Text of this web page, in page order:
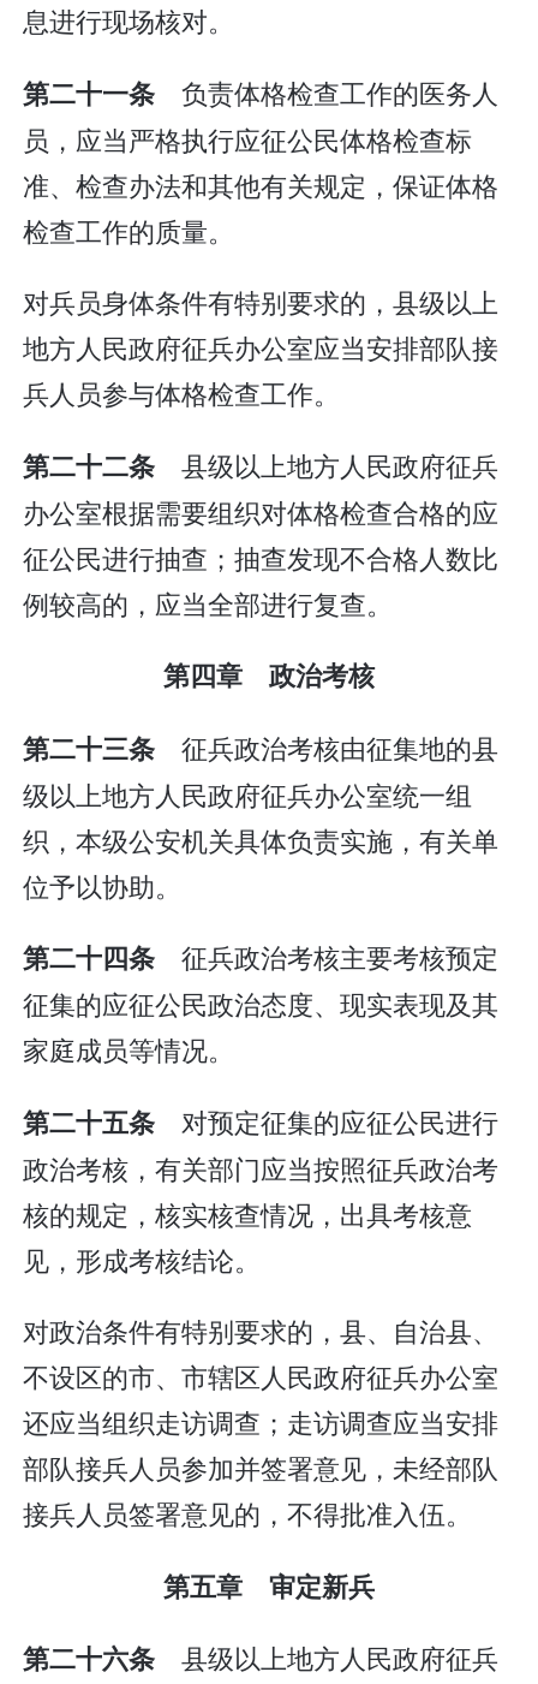
息进行现场核对。
第二十一条 负责体格检查工作的医务人
员，应当严格执行应征公民体格检查标
准、检查办法和其他有关规定，保证体格
检查工作的质量。
对兵员身体条件有特别要求的，县级以上
地方人民政府征兵办公室应当安排部队接
兵人员参与体格检查工作。
第二十二条 县级以上地方人民政府征兵
办公室根据需要组织对体格检查合格的应
征公民进行抽查；抽查发现不合格人数比
例较高的，应当全部进行复查。
第四章 政治考核
第二十三条 征兵政治考核由征集地的县
级以上地方人民政府征兵办公室统一组
织，本级公安机关具体负责实施，有关单
位予以协助。
第二十四条 征兵政治考核主要考核预定
征集的应征公民政治态度、现实表现及其
家庭成员等情况。
第二十五条 对预定征集的应征公民进行
政治考核，有关部门应当按照征兵政治考
核的规定，核实核查情况，出具考核意
见，形成考核结论。
对政治条件有特别要求的，县、自治县、
不设区的市、市辖区人民政府征兵办公室
还应当组织走访调查；走访调查应当安排
部队接兵人员参加并签署意见，未经部队
接兵人员签署意见的，不得批准入伍。
第五章 审定新兵
第二十六条 县级以上地方人民政府征兵